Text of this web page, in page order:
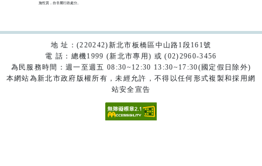
施性質，自非屬行政處分。
地 址：(220242)新北市板橋區中山路1段161號
電 話：總機1999 (新北市專用) 或 (02)2960-3456
為民服務時間：週一至週五 08:30~12:30 13:30~17:30(國定假日除外)
本網站為新北市政府版權所有，未經允許，不得以任何形式複製和採用網
站安全宣告